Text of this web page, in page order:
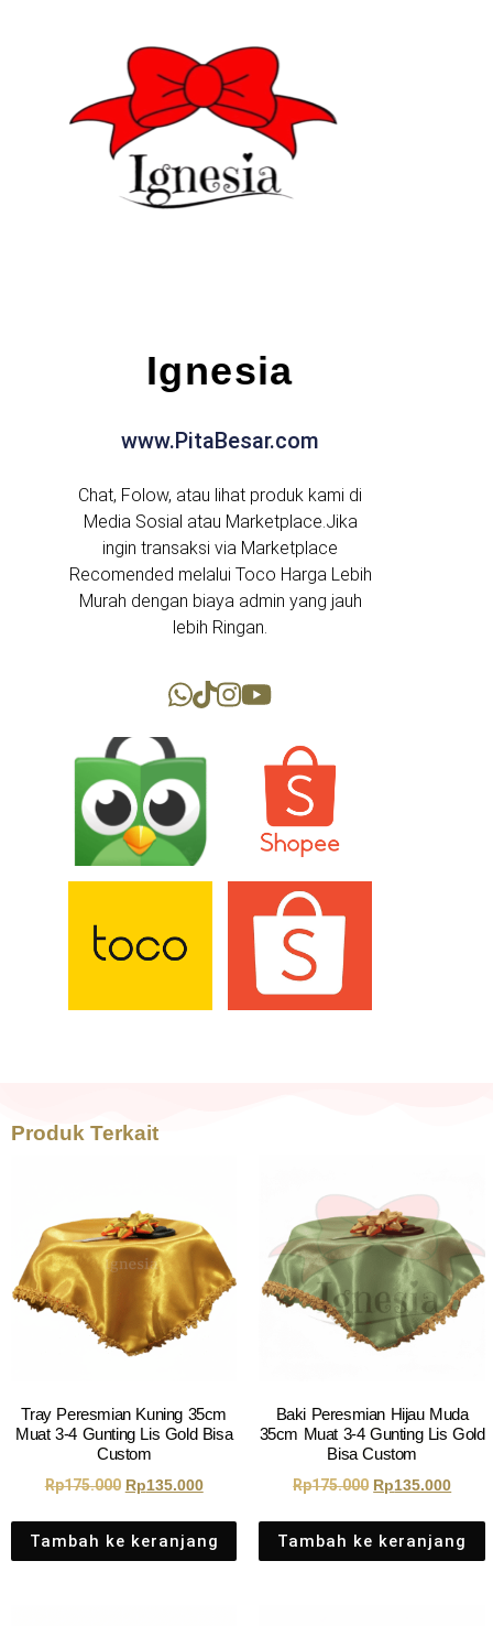
Ignesia
www.PitaBesar.com
Chat, Folow, atau lihat produk kami di
Media Sosial atau Marketplace.Jika
ingin transaksi via Marketplace
Recomended melalui Toco Harga Lebih
Murah dengan biaya admin yang jauh
lebih Ringan.
Produk Terkait
Tray Peresmian Kuning 35cm
Muat 3-4 Gunting Lis Gold Bisa
Custom
Rp175.000 Rp135.000
Tambah ke keranjang
Baki Peresmian Hijau Muda
35cm Muat 3-4 Gunting Lis Gold
Bisa Custom
Rp175.000 Rp135.000
Tambah ke keranjang